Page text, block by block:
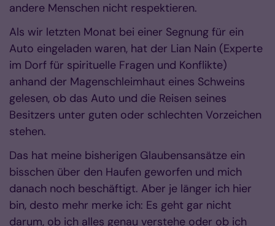
andere Menschen nicht respektieren.
Als wir letzten Monat bei einer Segnung für ein
Auto eingeladen waren, hat der Lian Nain (Experte
im Dorf für spirituelle Fragen und Konflikte)
anhand der Magenschleimhaut eines Schweins
gelesen, ob das Auto und die Reisen seines
Besitzers unter guten oder schlechten Vorzeichen
stehen.
Das hat meine bisherigen Glaubensansätze ein
bisschen über den Haufen geworfen und mich
danach noch beschäftigt. Aber je länger ich hier
bin, desto mehr merke ich: Es geht gar nicht
darum, ob ich alles genau verstehe oder ob ich